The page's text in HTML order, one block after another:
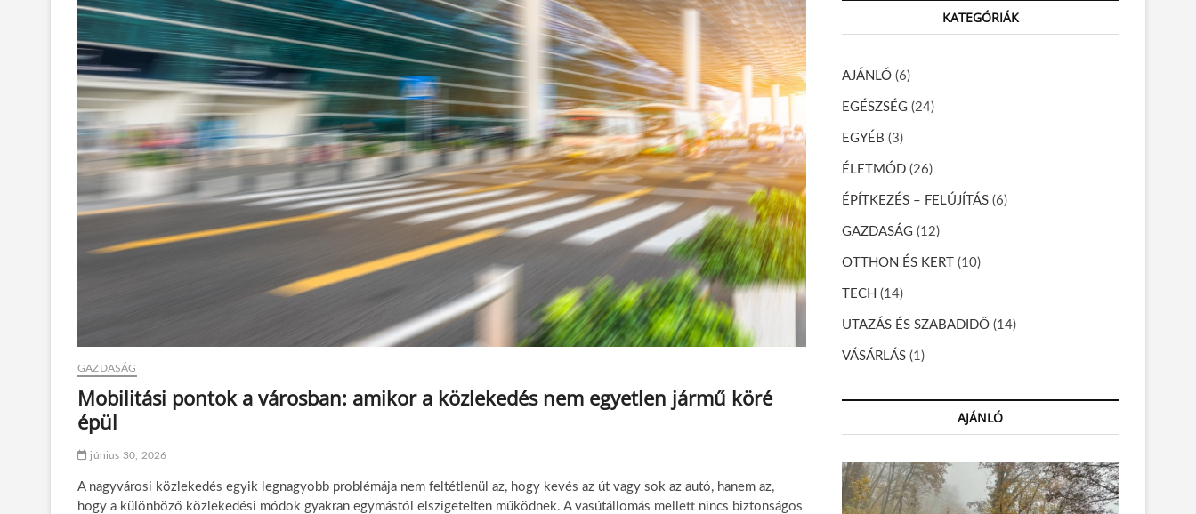
GAZDASÁG
Mobilitási pontok a városban: amikor a közlekedés nem egyetlen jármű köré
épül
június 30, 2026
A nagyvárosi közlekedés egyik legnagyobb problémája nem feltétlenül az, hogy kevés az út vagy sok az autó, hanem az,
hogy a különböző közlekedési módok gyakran egymástól elszigetelten működnek. A vasútállomás mellett nincs biztonságos
r
KATEGÓRIÁK
AJÁNLÓ (6)
EGÉSZSÉG (24)
EGYÉB (3)
ÉLETMÓD (26)
ÉPÍTKEZÉS – FELÚJÍTÁS (6)
GAZDASÁG (12)
OTTHON ÉS KERT (10)
TECH (14)
UTAZÁS ÉS SZABADIDŐ (14)
VÁSÁRLÁS (1)
AJÁNLÓ